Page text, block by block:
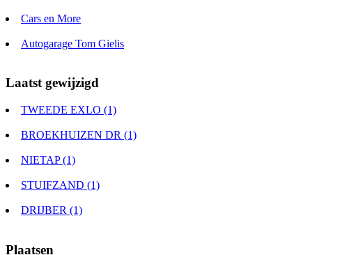
Cars en More
Autogarage Tom Gielis
Laatst gewijzigd
TWEEDE EXLO (1)
BROEKHUIZEN DR (1)
NIETAP (1)
STUIFZAND (1)
DRIJBER (1)
Plaatsen